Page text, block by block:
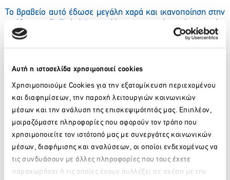
Αυτή η ιστοσελίδα χρησιμοποιεί cookies
Χρησιμοποιούμε Cookies για την εξατομίκευση περιεχομένου
και διαφημίσεων, την παροχή λειτουργιών κοινωνικών
μέσων και την ανάλυση της επισκεψιμότητάς μας. Επιπλέον,
μοιραζόμαστε πληροφορίες που αφορούν τον τρόπο που
χρησιμοποιείτε τον ιστότοπό μας με συνεργάτες κοινωνικών
μέσων, διαφήμισης και αναλύσεων, οι οποίοι ενδεχομένως να
τις συνδυάσουν με άλλες πληροφορίες που τους έχετε
παραχωρήσει ή τις οποίες έχουν συλλέξει σε σχέση με την
Το βραβείο αυτό έδωσε μεγάλη χαρά και ικανοποίηση στην
ομάδα του Sofitel Athens Airport η οποία υπόσχεται όχι
μόνο να διατηρήσει αλλά και να βελτιώσει περαιτέρω το